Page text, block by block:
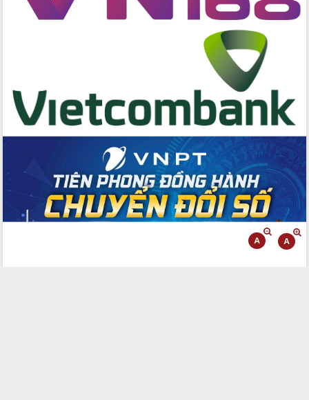
Thứ trưởng Bộ Y tế làm việc với tỉnh
Đắk Lắk về phát triển nhân lực y tế
Tập huấn ứng dụng trí tuệ nhân tạo (AI)
trong thương mại điện tử năm 2026
trao đổi thông tin trước Kỳ họp thứ
Quyết liệt cải cách hành chính, khơi
thông nguồn lực phát triển
Nâng cao hiệu lực, hiệu quả HĐND
tỉnh thông qua hiện đại hóa hành chính